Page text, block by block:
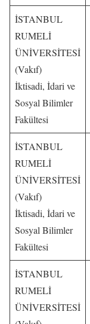
İSTANBUL
RUMELİ
ÜNİVERSİTESİ
(Vakıf)
İktisadi, İdari ve
Sosyal Bilimler
Fakültesi
İSTANBUL
RUMELİ
ÜNİVERSİTESİ
(Vakıf)
İktisadi, İdari ve
Sosyal Bilimler
Fakültesi
İSTANBUL
RUMELİ
ÜNİVERSİTESİ